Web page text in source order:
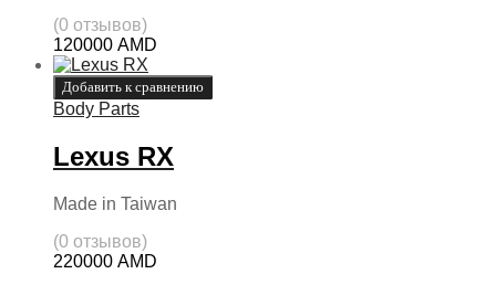
(0 отзывов)
120000 AMD
Добавить к сравнению
Body Parts
Lexus RX
Made in Taiwan
(0 отзывов)
220000 AMD